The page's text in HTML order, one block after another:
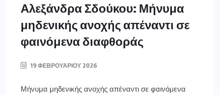
Αλεξάνδρα Σδούκου: Μήνυμα
μηδενικής ανοχής απέναντι σε
φαινόμενα διαφθοράς
19 ΦΕΒΡΟΥΑΡΊΟΥ 2026
Μήνυμα μηδενικής ανοχής απέναντι σε φαινόμενα